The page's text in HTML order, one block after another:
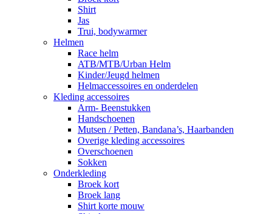
Shirt
Jas
Trui, bodywarmer
Helmen
Race helm
ATB/MTB/Urban Helm
Kinder/Jeugd helmen
Helmaccessoires en onderdelen
Kleding accessoires
Arm- Beenstukken
Handschoenen
Mutsen / Petten, Bandana’s, Haarbanden
Overige kleding accessoires
Overschoenen
Sokken
Onderkleding
Broek kort
Broek lang
Shirt korte mouw